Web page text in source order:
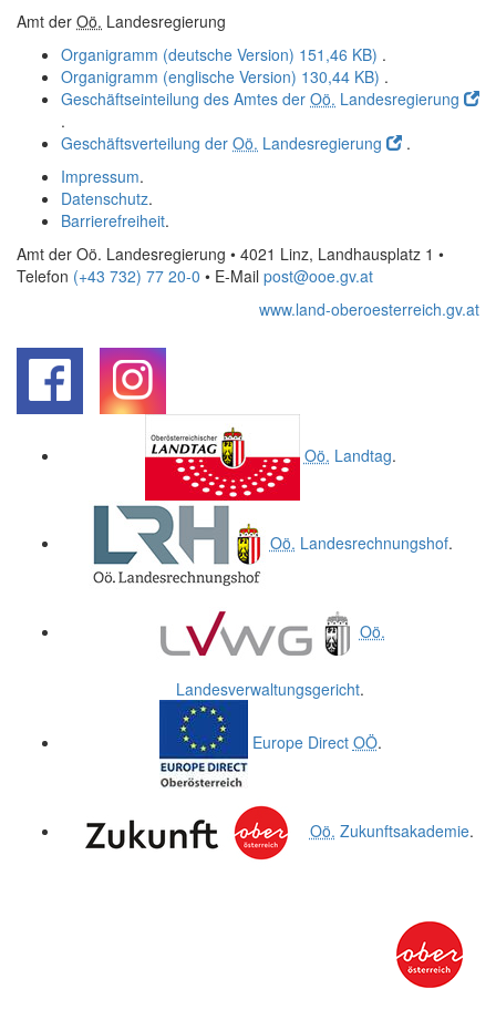
Amt der Oö. Landesregierung
Organigramm (deutsche Version) 151,46 KB) .
Organigramm (englische Version) 130,44 KB) .
Geschäftseinteilung des Amtes der Oö. Landesregierung
.
Geschäftsverteilung der Oö. Landesregierung
.
Impressum.
Datenschutz.
Barrierefreiheit.
Amt der Oö. Landesregierung • 4021 Linz, Landhausplatz 1 •
Telefon (+43 732) 77 20-0 • E-Mail post@ooe.gv.at
www.land-oberoesterreich.gv.at
Oö. Landtag.
Oö. Landesrechnungshof.
Oö.
Landesverwaltungsgericht.
Europe Direct OÖ.
Oö. Zukunftsakademie.